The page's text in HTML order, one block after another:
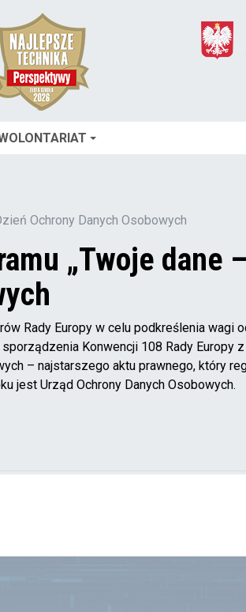
Ochrony Danych Osobowych
„Twoje dane
Rady Europy w celu podkreślenia wagi
Konwencji 108 Rady Europy
– najstarszego aktu prawnego, który
jest Urząd Ochrony Danych Osobowych.